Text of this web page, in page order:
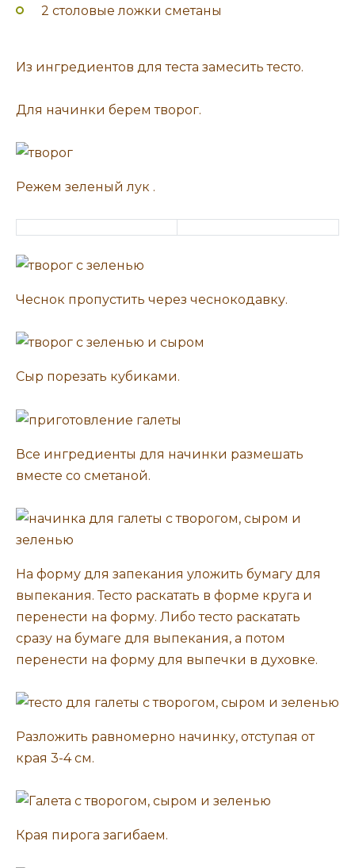
2 столовые ложки сметаны
Из ингредиентов для теста замесить тесто.
Для начинки берем творог.
Режем зеленый лук .
Чеснок пропустить через чеснокодавку.
Сыр порезать кубиками.
Все ингредиенты для начинки размешать
вместе со сметаной.
На форму для запекания уложить бумагу для
выпекания. Тесто раскатать в форме круга и
перенести на форму. Либо тесто раскатать
сразу на бумаге для выпекания, а потом
перенести на форму для выпечки в духовке.
Разложить равномерно начинку, отступая от
края 3-4 см.
Края пирога загибаем.